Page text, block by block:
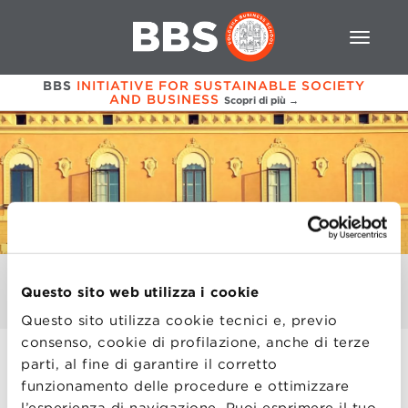
Questo sito web utilizza i cookie
Questo sito utilizza cookie tecnici e, previo
consenso, cookie di profilazione, anche di terze
parti, al fine di garantire il corretto
funzionamento delle procedure e ottimizzare
BBS INITIATIVE FOR SUSTAINABLE SOCIETY
AND BUSINESS Scopri di più →
2023/2024
Tabella – Premi, Borse, Merito – 2023/2024